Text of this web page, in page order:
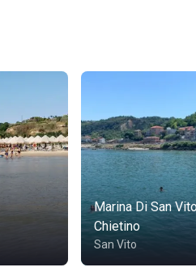
Marina Di San
Chietino
San Vito